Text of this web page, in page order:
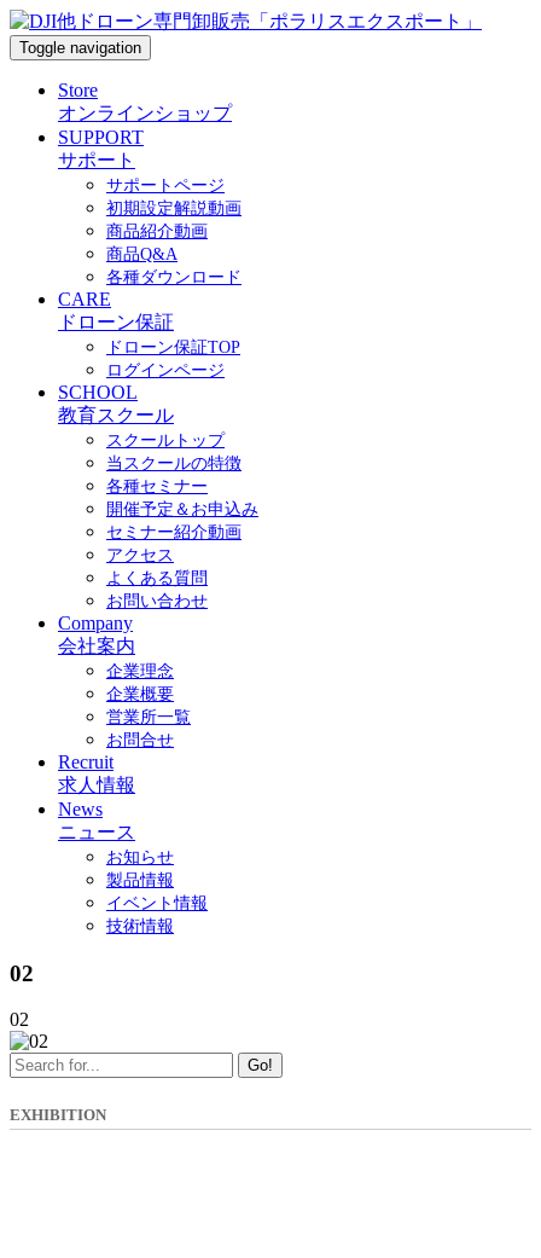
Toggle navigation
Store
オンラインショップ
SUPPORT
サポート
サポートページ
初期設定解説動画
商品紹介動画
商品Q&A
各種ダウンロード
CARE
ドローン保証
ドローン保証TOP
ログインページ
SCHOOL
教育スクール
スクールトップ
当スクールの特徴
各種セミナー
開催予定＆お申込み
セミナー紹介動画
アクセス
よくある質問
お問い合わせ
Company
会社案内
企業理念
企業概要
営業所一覧
お問合せ
Recruit
求人情報
News
ニュース
お知らせ
製品情報
イベント情報
技術情報
02
02
Go!
EXHIBITION